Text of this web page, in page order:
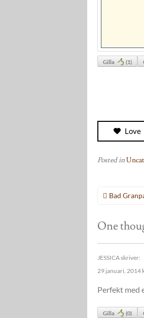
Gilla (1)
Love
Posted in
Bad
One
JESSICAskriver:
29 januari, 2014
Perfekt med
Gilla (0)